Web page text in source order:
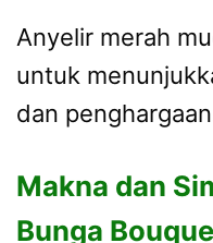
Anyelir merah
untuk
dan
Makna dan
Bunga